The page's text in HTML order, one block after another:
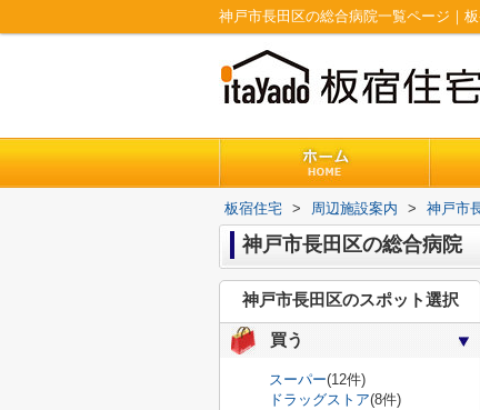
神戸市長田区の総合病院一覧ページ｜
板宿住宅 > 周辺施設案内 > 神戸市
神戸市長田区の総合病院
神戸市長田区のスポット選択
買う
スーパー(12件)
ドラッグストア(8件)